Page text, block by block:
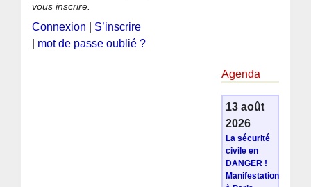
vous inscrire.
Connexion
S’inscrire
mot de passe oublié ?
Agenda
13 août
2026
La sécurité
civile en
DANGER !
Manifestation